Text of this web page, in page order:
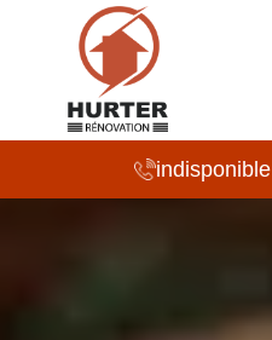
indisponible